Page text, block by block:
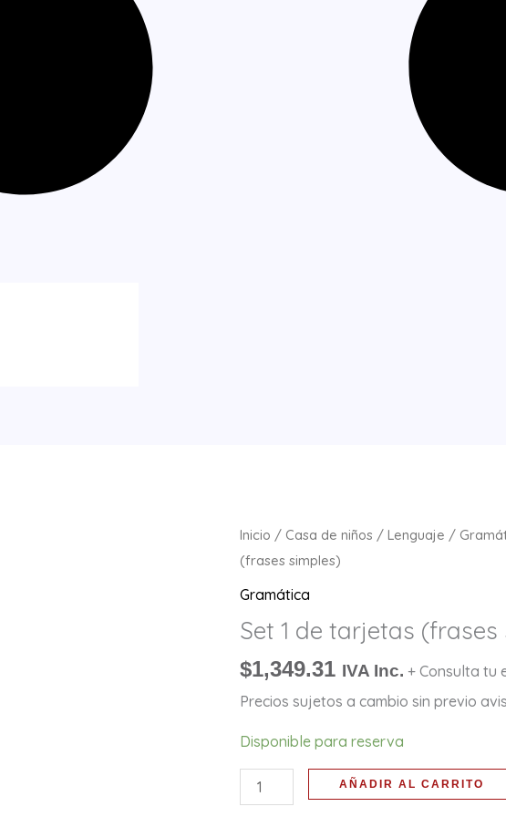
Inicio / Casa de niños /Lenguaje /
(frases simples)
Gramática
Set 1 de tarjetas
$1,349.31 IVA Inc. + Consulta tu
Precios sujetos a cambio sin previo
Disponible para reserva
Set
1
de
(frases
simples)
AÑADIR AL CARRITO